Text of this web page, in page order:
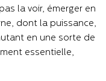
la voir, émerger en
dont la puissance,
en une sorte de
essentielle,